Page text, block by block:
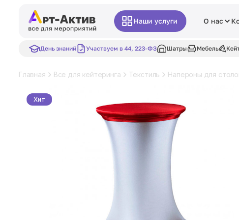
Наши услуги О нас
День знаний Участвуем в 44, 223-ФЗ Шатры Мебель
Главная Все для кейтеринга Текстиль Напероны для
Хит